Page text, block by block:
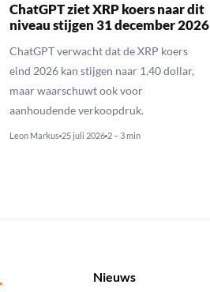
ChatGPT ziet XRP koers naar dit
niveau stijgen 31 december 2026
ChatGPT verwacht dat de XRP koers
eind 2026 kan stijgen naar 1,40 dollar,
maar waarschuwt ook voor
aanhoudende verkoopdruk.
Leon Markus 25 juli 2026 2 – 3 min
Nieuws